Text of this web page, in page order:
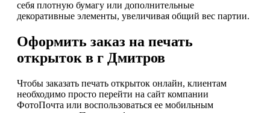
себя плотную бумагу или дополнительные
декоративные элементы, увеличивая общий вес партии.
Оформить заказ на печать
открыток в г Дмитров
Чтобы заказать печать открыток онлайн, клиентам
необходимо просто перейти на сайт компании
ФотоПочта или воспользоваться ее мобильным